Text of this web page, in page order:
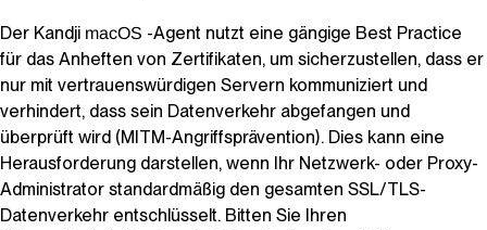
Der Kandji macOS -Agent nutzt eine gängige Best Practice
für das Anheften von Zertifikaten, um sicherzustellen, dass er
nur mit vertrauenswürdigen Servern kommuniziert und
verhindert, dass sein Datenverkehr abgefangen und
überprüft wird (MITM-Angriffsprävention). Dies kann eine
Herausforderung darstellen, wenn Ihr Netzwerk- oder Proxy-
Administrator standardmäßig den gesamten SSL/TLS-
Datenverkehr entschlüsselt. Bitten Sie Ihren